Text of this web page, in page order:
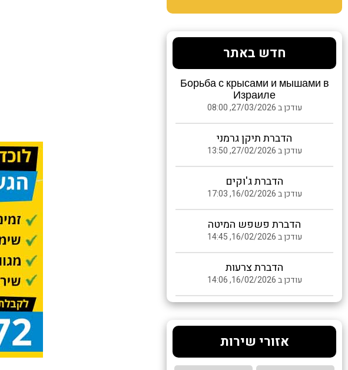
חדש באתר
Борьба с крысами и мышами в
Израиле
עודכן ב 27/03/2026, 08:00
הדברת תיקן גרמני
עודכן ב 27/02/2026, 13:50
הדברת ג'וקים
עודכן ב 16/02/2026, 17:03
הדברת פשפש המיטה
עודכן ב 16/02/2026, 14:45
הדברת צרעות
עודכן ב 16/02/2026, 14:06
אזורי שירות